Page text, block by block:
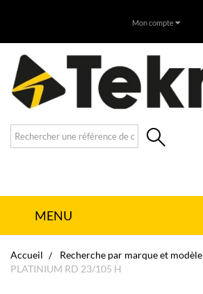
Mon compte
MENU
Accueil Recherche par marque et modèle
PLATINIUM RD 23/105 H